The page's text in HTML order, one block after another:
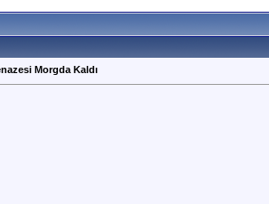
Morgda Kaldı